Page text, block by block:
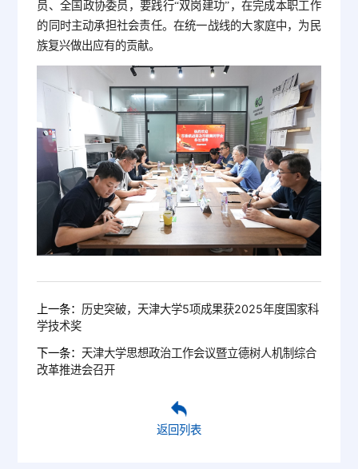
员、全国政协委员，要践行“双岗建功”，在完成本职工作
的同时主动承担社会责任。在统一战线的大家庭中，为民
族复兴做出应有的贡献。
上一条： 历史突破，天津大学5项成果获2025年度国家科
学技术奖
下一条： 天津大学思想政治工作会议暨立德树人机制综合
改革推进会召开
返回列表